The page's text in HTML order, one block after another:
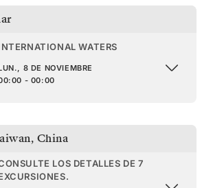
WATERS
8 DE NOVIEMBRE
- 00:00
, China
LOS DETALLES DE 7